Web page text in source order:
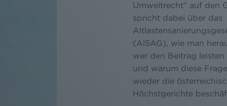
Umweltrecht“ auf den
spricht dabei über das
(AlSAG), wie man
wer den Beitrag leisten
und warum diese
wieder die
Höchstgerichte